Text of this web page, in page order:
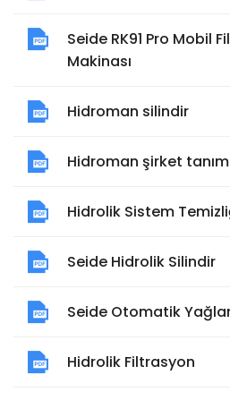
Seide RK91 Pro Mobil
Makinası
Hidroman silindir
Hidroman şirket
Hidrolik Sistem
Seide Hidrolik Silindir
Seide Otomatik
Hidrolik Filtrasyon